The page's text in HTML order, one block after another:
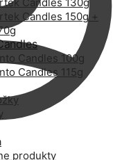
Candles 150g +
Candles 100g
Candles 115g
produkty